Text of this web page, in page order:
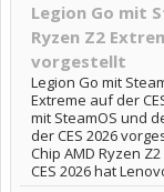
Legion Go mit
Ryzen Z2
vorgestellt
Legion Go mit
Extreme auf der
mit SteamOS und
der CES 2026
Chip AMD Ryzen
CES 2026 hat